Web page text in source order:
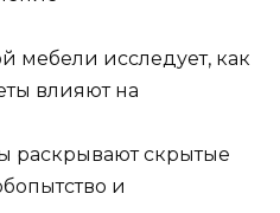
раскрывают скрытые
и